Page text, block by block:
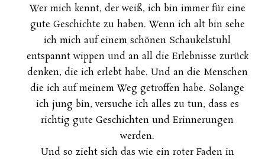
Wer mich kennt, der weiß, ich bin immer für eine
gute Geschichte zu haben. Wenn ich alt bin sehe
ich mich auf einem schönen Schaukelstuhl
entspannt wippen und an all die Erlebnisse zurück
denken, die ich erlebt habe. Und an die Menschen
die ich auf meinem Weg getroffen habe. Solange
ich jung bin, versuche ich alles zu tun, dass es
richtig gute Geschichten und Erinnerungen
werden.
Und so zieht sich das wie ein roter Faden in